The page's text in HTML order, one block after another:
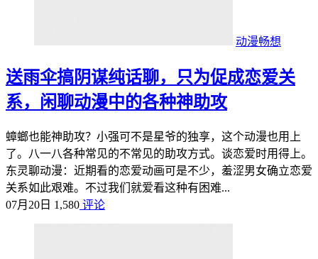
动漫畅想
送雨伞搞阴谋纯话聊，只为促成恋爱关
系，闲聊动漫中的各种神助攻
蟑螂也能神助攻？小强可不是星爷的独享，这个动漫也用上
了。八一八各种常见的不常见的助攻方式。谈恋爱时用得上。
东灵聊动漫：近期看的恋爱动画可是不少，羞涩男女确立恋爱
关系如此艰难。不过我们就爱看这种有困难...
07月20日 1,580 评论